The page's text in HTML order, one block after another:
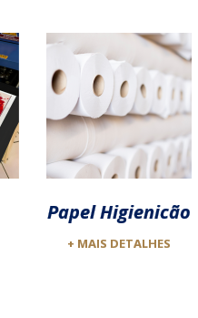
Papel Higienicão
+ MAIS DETALHES